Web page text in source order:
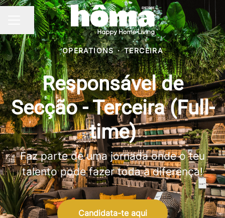
MENU DE CARREIRAS
Partilhar página
OPERATIONS · TERCEIRA
Responsável de
Secção - Terceira (Full-
time)
Faz parte de uma jornada onde o teu
talento pode fazer toda a diferença!
Candidata-te aqui